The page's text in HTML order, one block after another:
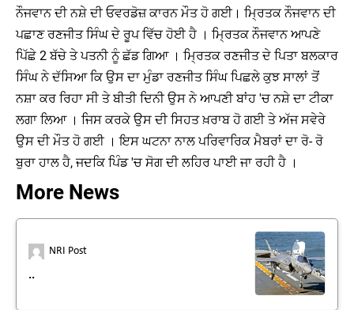
ਨੌਜਵਾਨ ਦੀ ਨਸ਼ੇ ਦੀ ਓਵਰਡੋਜ਼ ਕਾਰਨ ਮੌਤ ਹੋ ਗਈ। ਮ੍ਰਿਤਕ ਨੌਜਵਾਨ ਦੀ
ਪਛਾਣ ਰਣਜੀਤ ਸਿੰਘ ਦੇ ਰੂਪ ਵਿੱਚ ਹੋਈ ਹੈ । ਮ੍ਰਿਤਕ ਨੌਜਵਾਨ ਆਪਣੇ
ਪਿੱਛੇ 2 ਬੱਚੇ ਤੇ ਪਤਨੀ ਨੂੰ ਛੱਡ ਗਿਆ । ਮ੍ਰਿਤਕ ਰਣਜੀਤ ਦੇ ਪਿਤਾ ਬਲਕਾਰ
ਸਿੰਘ ਨੇ ਦੱਸਿਆ ਕਿ ਉਸ ਦਾ ਮੁੰਡਾ ਰਣਜੀਤ ਸਿੰਘ ਪਿਛਲੇ ਕੁਝ ਸਾਲਾਂ ਤੋਂ
ਨਸ਼ਾ ਕਰ ਰਿਹਾ ਸੀ ਤੇ ਬੀਤੀ ਦਿਨੀ ਉਸ ਨੇ ਆਪਣੀ ਬਾਂਹ 'ਚ ਨਸ਼ੇ ਦਾ ਟੀਕਾ
ਲਗਾ ਲਿਆ । ਜਿਸ ਕਰਕੇ ਉਸ ਦੀ ਸਿਹਤ ਖ਼ਰਾਬ ਹੋ ਗਈ ਤੇ ਅੱਜ ਸਵੇਰੇ
ਉਸ ਦੀ ਮੌਤ ਹੋ ਗਈ । ਇਸ ਘਟਨਾ ਨਾਲ ਪਰਿਵਾਰਿਕ ਮੈਬਰਾਂ ਦਾ ਰੋ- ਰੋ
ਬੁਰਾ ਹਾਲ ਹੈ, ਜਦਕਿ ਪਿੰਡ 'ਚ ਸੋਗ ਦੀ ਲਹਿਰ ਪਾਈ ਜਾ ਰਹੀ ਹੈ ।
More News
NRI Post
..